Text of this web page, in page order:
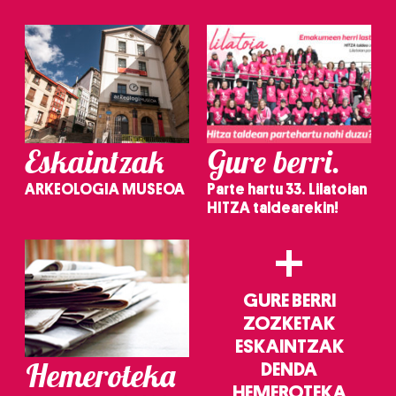
Eskaintzak
ARKEOLOGIA MUSEOA
Gure berri.
Parte hartu 33. Lilatoian
HITZA taldearekin!
Hemeroteka
+
GURE BERRI
ZOZKETAK
ESKAINTZAK
DENDA